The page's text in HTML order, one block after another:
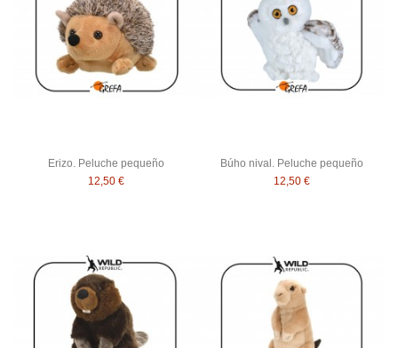
Erizo. Peluche pequeño
12,50 €
Búho nival. Peluche pequeño
12,50 €